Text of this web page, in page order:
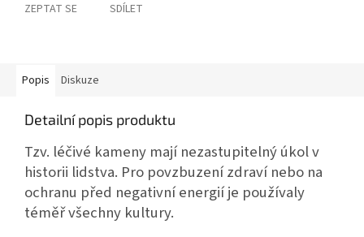
ZEPTAT SE SDÍLET
Popis Diskuze
Detailní popis produktu
Tzv. léčivé kameny mají nezastupitelný úkol v
historii lidstva. Pro povzbuzení zdraví nebo na
ochranu před negativní energií je používaly
téměř všechny kultury.